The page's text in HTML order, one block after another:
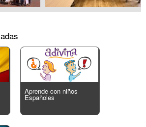
Aprende con niños
Españoles